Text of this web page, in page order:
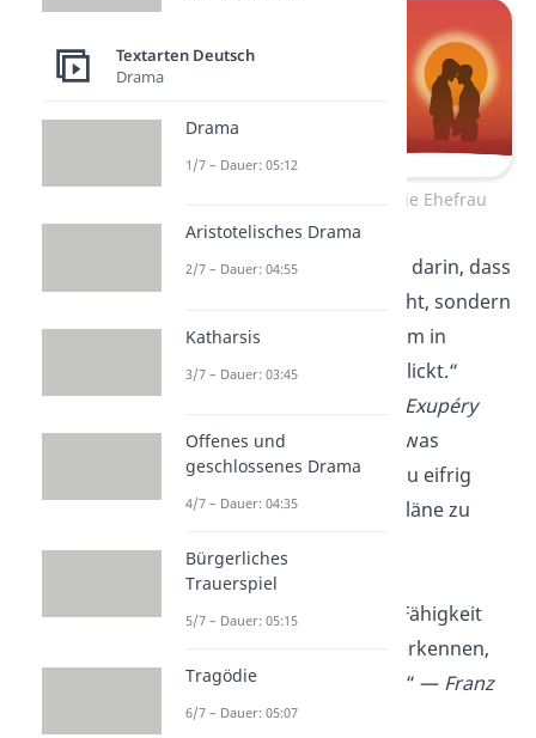
Geburtstagszitate für die Ehefrau
„Liebe besteht nicht darin, dass
man einander ansieht, sondern
dass man gemeinsam in
dieselbe
blickt.“
Antoine de Saint-Exupéry
„DasLeben
ist das, was
passiert, während du eifrig
dabei bist, andere Pläne zu
—John Lennon
„Jeder, der sich die Fähigkeit
zu erkennen,
wird nie alt werden.“ — Franz
Kafka
Textarten Deutsch
Drama
Drama
1/7 – Dauer: 05:12
Aristotelisches Drama
2/7 – Dauer: 04:55
Katharsis
3/7 – Dauer: 03:45
Offenes und
geschlossenes Drama
4/7 – Dauer: 04:35
Bürgerliches
Trauerspiel
5/7 – Dauer: 05:15
Tragödie
6/7 – Dauer: 05:07